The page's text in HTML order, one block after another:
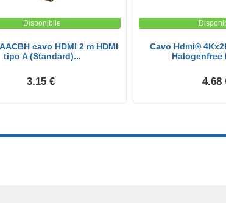
Disponibile
cavo HDMI 2 m HDMI
tipo A (Standard)...
3.15 €
Cavo Hdmi®
Halogenfree
4.68